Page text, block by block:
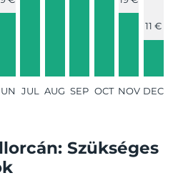
JUL AUG SEP OCT NOV
11 €
DEC
Szükséges